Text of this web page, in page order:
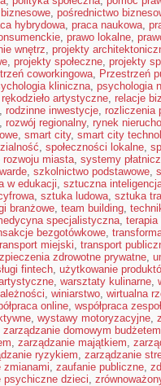
, pośrednictwo
hybrydowa, praca naukowa,
, prawo lokalne,
wnętrz, projekty
, projekty społeczne, projekty
coworkingowa, Przestrzeń
kliniczna, psychologia
rękodzieło artystyczne, relacje
, rodzinne inwestycje, rozliczenia
, rozwój regionalny, rynek
, smart city, smart city
, społeczności lokalne,
rozwoju miasta, systemy
, szkolnictwo podstawowe,
w edukacji, sztuczna
, sztuka ludowa, sztuka
branżowe, team building,
specjalistyczna, terapia
bezgotówkowe,
miejski, transport
zdrowotne prywatne,
fintech, użytkowanie
, warsztaty kulinarne,
, winiarstwo, wirtualna
online, współpraca
, wystawy motoryzacyjne,
zarządzanie domowym budżetem
, zarządzanie majątkiem,
ryzykiem, zarządzanie
zmianami, zaufanie publiczne,
psychiczne dzieci,